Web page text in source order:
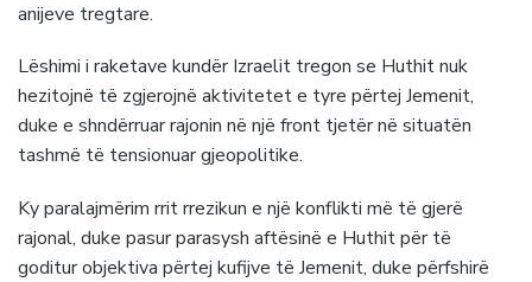
anijeve tregtare.
Lëshimi i raketave kundër Izraelit tregon se Huthit nuk
hezitojnë të zgjerojnë aktivitetet e tyre përtej Jemenit,
duke e shndërruar rajonin në një front tjetër në situatën
tashmë të tensionuar gjeopolitike.
Ky paralajmërim rrit rrezikun e një konflikti më të gjerë
rajonal, duke pasur parasysh aftësinë e Huthit për të
goditur objektiva përtej kufijve të Jemenit, duke përfshirë